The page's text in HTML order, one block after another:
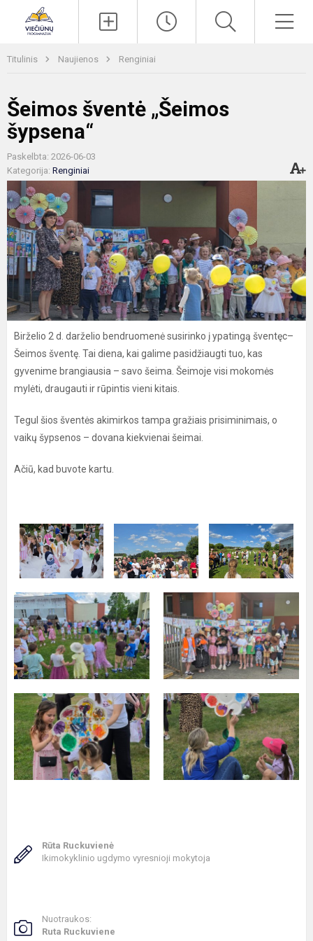
Titulinis Naujienos Renginiai
Šeimos šventė „Šeimos
šypsena“
Paskelbta: 2026-06-03
Kategorija: Renginiai
Birželio 2 d. darželio bendruomenė susirinko į ypatingą šventęc–
Šeimos šventę. Tai diena, kai galime pasidžiaugti tuo, kas
gyvenime brangiausia – savo šeima. Šeimoje visi mokomės
mylėti, draugauti ir rūpintis vieni kitais.
Tegul šios šventės akimirkos tampa gražiais prisiminimais, o
vaikų šypsenos – dovana kiekvienai šeimai.
Ačiū, kad buvote kartu.
Rūta Ruckuvienė
Ikimokyklinio ugdymo vyresnioji mokytoja
Nuotraukos:
Ruta Ruckuviene